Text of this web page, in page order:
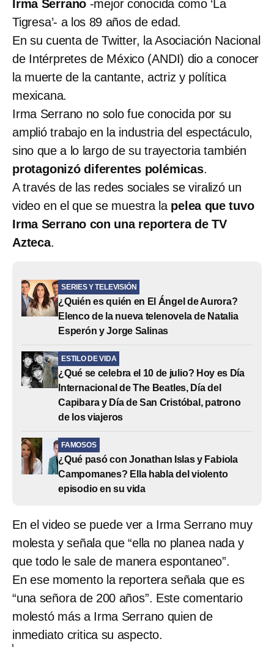
Irma Serrano -mejor conocida como ‘La
Tigresa’- a los 89 años de edad.
En su cuenta de Twitter, la Asociación Nacional
de Intérpretes de México (ANDI) dio a conocer
la muerte de la cantante, actriz y política
mexicana.
Irma Serrano no solo fue conocida por su
amplió trabajo en la industria del espectáculo,
sino que a lo largo de su trayectoria también
protagonizó diferentes polémicas.
A través de las redes sociales se viralizó un
video en el que se muestra la pelea que tuvo
Irma Serrano con una reportera de TV
Azteca.
SERIES Y TELEVISIÓN
¿Quién es quién en El Ángel de Aurora?
Elenco de la nueva telenovela de Natalia
Esperón y Jorge Salinas
ESTILO DE VIDA
¿Qué se celebra el 10 de julio? Hoy es Día
Internacional de The Beatles, Día del
Capibara y Día de San Cristóbal, patrono
de los viajeros
FAMOSOS
¿Qué pasó con Jonathan Islas y Fabiola
Campomanes? Ella habla del violento
episodio en su vida
En el video se puede ver a Irma Serrano muy
molesta y señala que “ella no planea nada y
que todo le sale de manera espontaneo”.
En ese momento la reportera señala que es
“una señora de 200 años”. Este comentario
molestó más a Irma Serrano quien de
inmediato critica su aspecto.